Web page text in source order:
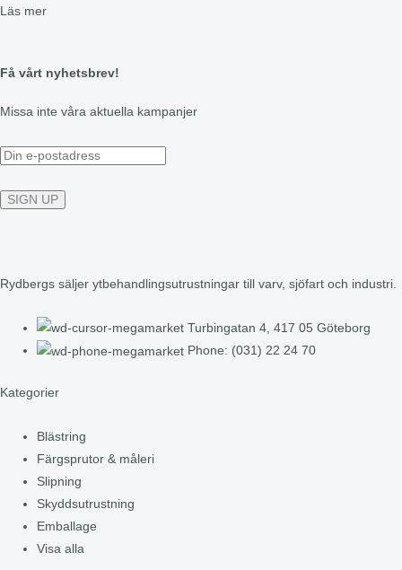
Läs mer
Få vårt nyhetsbrev!
Missa inte våra aktuella kampanjer
Rydbergs säljer ytbehandlingsutrustningar till varv, sjöfart och industri.
Turbingatan 4, 417 05 Göteborg
Phone: (031) 22 24 70
Kategorier
Blästring
Färgsprutor & måleri
Slipning
Skyddsutrustning
Emballage
Visa alla